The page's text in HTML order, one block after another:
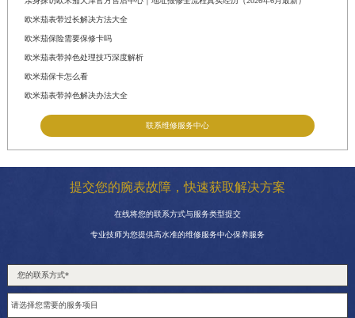
欧米茄表带过长解决方法大全
欧米茄保险需要保修卡吗
欧米茄表带掉色处理技巧深度解析
欧米茄保卡怎么看
欧米茄表带掉色解决办法大全
联系维修服务中心
提交您的腕表故障，快速获取解决方案
在线将您的联系方式与服务类型提交
专业技师为您提供高水准的维修服务中心保养服务